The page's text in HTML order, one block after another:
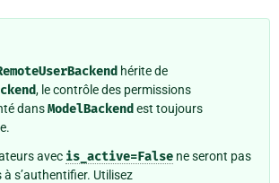
hérite de
, le contrôle des permissions
dansModelBackend est toujours
avec is_active=False ne seront pas
s’authentifier. Utilisez